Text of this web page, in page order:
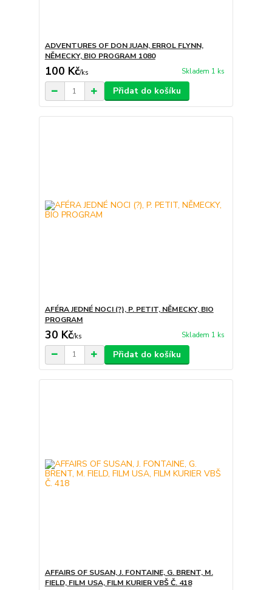
ADVENTURES OF DON JUAN, ERROL FLYNN,
NĚMECKY, BIO PROGRAM 1080
100 Kč/ks Skladem 1 ks
Přidat do košíku
AFÉRA JEDNÉ NOCI (?), P. PETIT, NĚMECKY, BIO
PROGRAM
30 Kč/ks Skladem 1 ks
Přidat do košíku
AFFAIRS OF SUSAN, J. FONTAINE, G. BRENT, M.
FIELD, FILM USA, FILM KURIER VBŠ Č. 418